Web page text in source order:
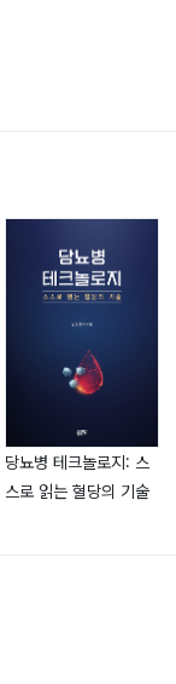
라
?
?
당뇨병 테크놀로지: 스
스로 읽는 혈당의 기술